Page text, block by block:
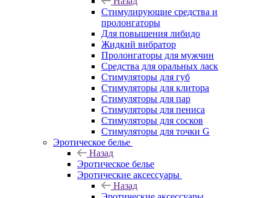
Стимулирующие средства и
пролонгаторы
Для повышения либидо
Жидкий вибратор
Пролонгаторы для мужчин
Средства для оральных ласк
Стимуляторы для губ
Стимуляторы для клитора
Стимуляторы для пар
Стимуляторы для пениса
Стимуляторы для сосков
Стимуляторы для точки G
Эротическое белье
Назад
Эротическое белье
Эротические аксессуары
Назад